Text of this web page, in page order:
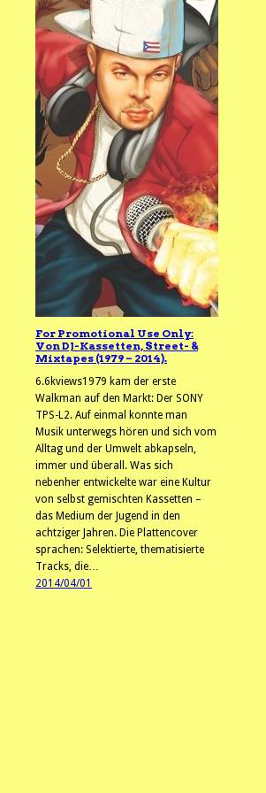
For Promotional Use Only:
Von DJ-Kassetten, Street- &
Mixtapes (1979 – 2014).
6.6kviews1979 kam der erste
Walkman auf den Markt: Der SONY
TPS-L2. Auf einmal konnte man
Musik unterwegs hören und sich vom
Alltag und der Umwelt abkapseln,
immer und überall. Was sich
nebenher entwickelte war eine Kultur
von selbst gemischten Kassetten –
das Medium der Jugend in den
achtziger Jahren. Die Plattencover
sprachen: Selektierte, thematisierte
Tracks, die…
2014/04/01